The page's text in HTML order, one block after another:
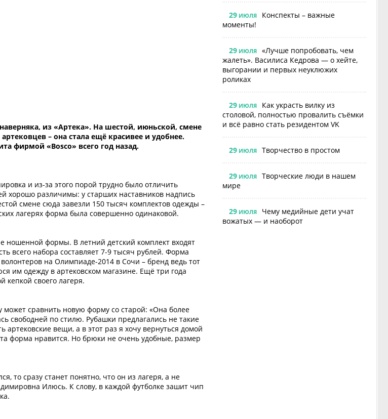
из «Артека». На шестой, июньской, смене
– она стала ещё красивее и удобнее.
фирмой «Bosco» всего год назад.
и из-за этого порой трудно было отличить
хорошо различимы: у старших наставников надпись
смене сюда завезли 150 тысяч комплектов одежды –
лагерях форма была совершенно одинаковой.
формы. В летний детский комплект входят
всего набора составляет 7-9 тысяч рублей. Форма
на Олимпиаде-2014 в Сочи – бренд ведь тот
им одежду в артековском магазине. Ещё три года
своего лагеря.
сравнить новую форму со старой: «Она более
свободней по стилю. Рубашки предлагались не такие
вещи, а в этот раз я хочу вернуться домой
форма нравится. Но брюки не очень удобные, размер
то сразу станет понятно, что он из лагеря, а не
Илюсь. К слову, в каждой футболке зашит чип
29ИЮЛЯ
Конспекты – важные
моменты!
29ИЮЛЯ
«Лучше попробовать, чем
жалеть». Василиса Кедрова — о хейте,
выгорании и первых неуклюжих
роликах
29ИЮЛЯ
Как украсть вилку из
столовой, полностью провалить съёмки
и всё равно стать резидентом VK
29ИЮЛЯ Творчество в простом
29ИЮЛЯ
Творческие люди в нашем
мире
29ИЮЛЯ
Чему медийные дети учат
вожатых — и наоборот